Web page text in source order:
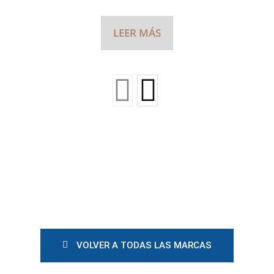
LEER MÁS
VOLVER A TODAS LAS MARCAS